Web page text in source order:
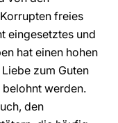
freies
eingesetztes und
hat einen hohen
zum Guten
werden.
den